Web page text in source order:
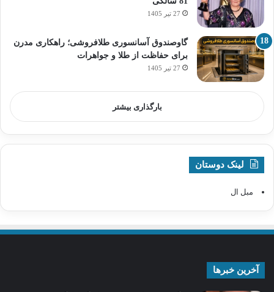
27 تیر 1405
گاوصندوق آسانسوری طلافروشی؛ راهکاری مدرن
برای حفاظت از طلا و جواهرات
27 تیر 1405
بارگذاری بیشتر
لینک دوستان
مبل ال
آخرین خبرها